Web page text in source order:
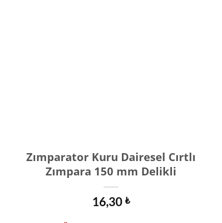
Zımparator Kuru Dairesel Cırtlı
Zımpara 150 mm Delikli
16,30 ₺